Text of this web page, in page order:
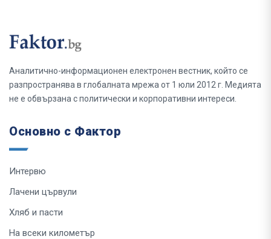
Аналитично-информационен електронен вестник, който се
разпространява в глобалната мрежа от 1 юли 2012 г. Медията
не е обвързана с политически и корпоративни интереси.
Основно с Фактор
Интервю
Лачени цървули
Хляб и пасти
На всеки километър